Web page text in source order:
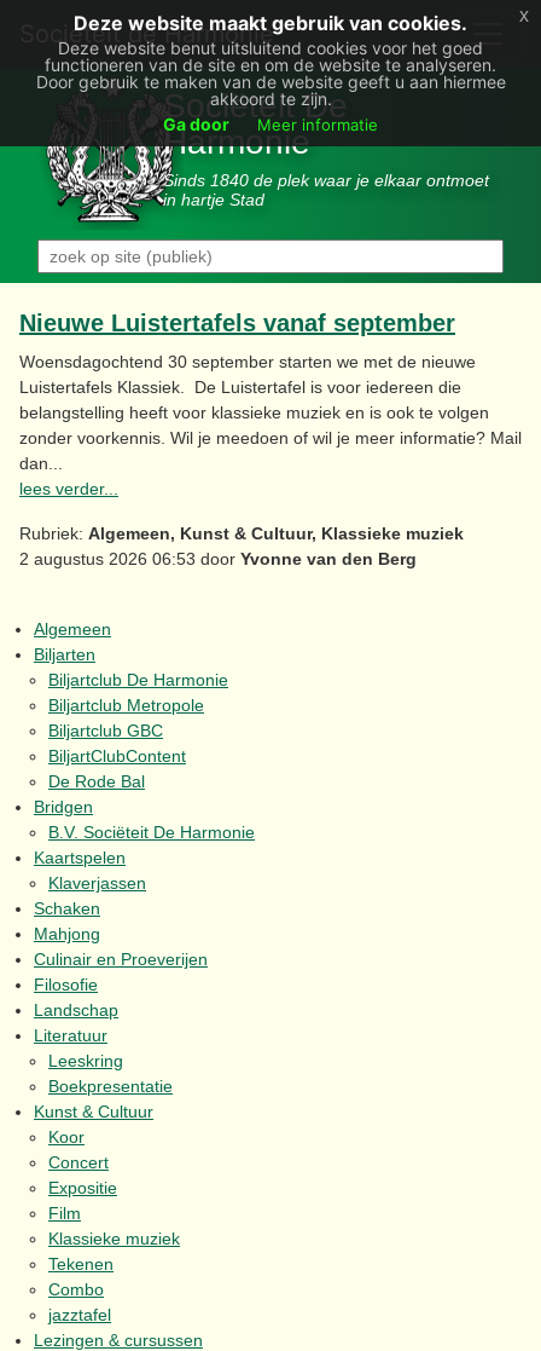
Deze website maakt gebruik van cookies.
Deze website benut uitsluitend cookies voor het goed
functioneren van de site en om de website te analyseren.
Door gebruik te maken van de website geeft u aan hiermee
akkoord te zijn.
Ga door
Meer informatie
x
Societëit de Harmonie
Sociëteit De
Harmonie
Sinds 1840 de plek waar je elkaar ontmoet
in hartje Stad
Nieuwe Luistertafels vanaf september
Woensdagochtend 30 september starten we met de nieuwe
Luistertafels Klassiek. De Luistertafel is voor iedereen die
belangstelling heeft voor klassieke muziek en is ook te volgen
zonder voorkennis. Wil je meedoen of wil je meer informatie? Mail
dan...
lees verder...
Rubriek: Algemeen, Kunst & Cultuur, Klassieke muziek
2 augustus 2026 06:53 door Yvonne van den Berg
Algemeen
Biljarten
Biljartclub De Harmonie
Biljartclub Metropole
Biljartclub GBC
BiljartClubContent
De Rode Bal
Bridgen
B.V. Sociëteit De Harmonie
Kaartspelen
Klaverjassen
Schaken
Mahjong
Culinair en Proeverijen
Filosofie
Landschap
Literatuur
Leeskring
Boekpresentatie
Kunst & Cultuur
Koor
Concert
Expositie
Film
Klassieke muziek
Tekenen
Combo
jazztafel
Lezingen & cursussen